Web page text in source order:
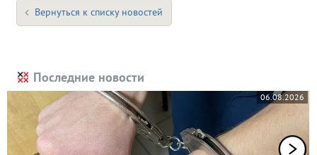
Вернуться к списку новостей
Последние новости
06.08.2026